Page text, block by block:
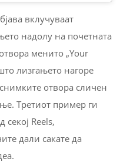
вклучуваат
надолу на почетната
менито „Your
лизгањето нагоре
отвора сличен
Третиот пример ги
Reels,
дали сакате да